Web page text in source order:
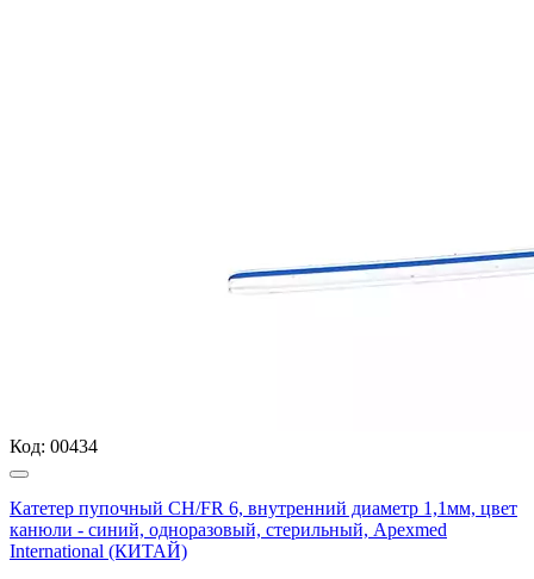
Код: 00434
Катетер пупочный СН/FR 6, внутренний диаметр 1,1мм, цвет
канюли - синий, одноразовый, стерильный, Apexmed
International (КИТАЙ)